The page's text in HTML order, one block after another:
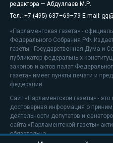
редактора — Абдуллаев М.Р.
Тел.: +7 (495) 637–69–79 E-mail:
«Парламентская газета» -
Федерального Собрания РФ.
газеты - Государственная Дума и
публикатор федеральных
законов и актов палат
газета» имеет пункты печати и
федерации.
Сайт «Парламентской газеты» -
достоверная информация о
деятельности депутатов и
сайта «Парламентской газеты»
обязательна.